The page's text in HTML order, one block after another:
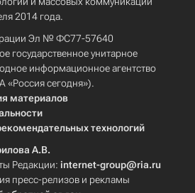
2014 года.
Эл № ФС77-57640
государственное унитарное
информационное агентство
«Россия сегодня»).
материалов
технологий
А.В.
Редакции: internet-group@ria.ru
пресс-релизов и рекламы